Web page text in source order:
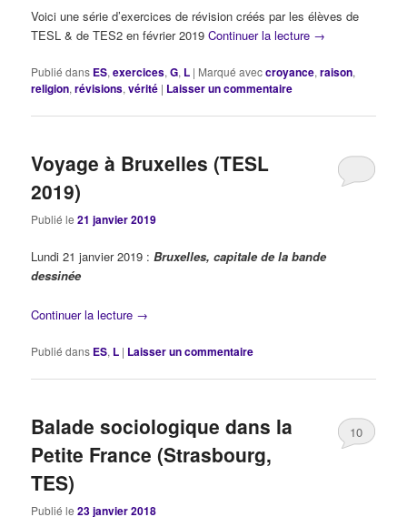
Voici une série d’exercices de révision créés par les élèves de
TESL & de TES2 en février 2019Continuer la lecture →
Publié dans ES,exercices,G, L | Marqué aveccroyance,raison,
religion,révisions,vérité | Laisser un commentaire
Voyage à Bruxelles (TESL
2019)
Publié le21 janvier 2019
Lundi 21 janvier 2019 :Bruxelles, capitale de la bande
dessinée
Continuer la lecture →
Publié dans ES, L | Laisser un commentaire
Balade sociologique dans la
Petite France (Strasbourg,
TES)
Publié le23 janvier 2018
10